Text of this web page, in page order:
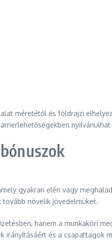
méretétől és földrajzi
nyilvánulhat
gyakran eléri vagy
tovább növelik jövedelmüket.
hanem a munkaköri
és a csapattagok